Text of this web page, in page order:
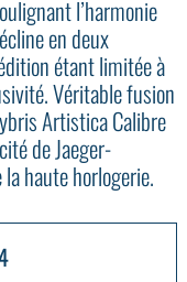
l’harmonie
en deux
étant limitée à
Véritable fusion
Artistica Calibre
de Jaeger-
haute horlogerie.